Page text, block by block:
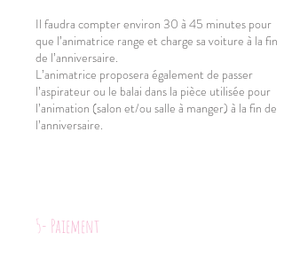
Il faudra compter environ 30 à 45 minutes pour
que l’animatrice range et charge sa voiture à la fin
de l’anniversaire.
L’animatrice proposera également de passer
l’aspirateur ou le balai dans la pièce utilisée pour
l’animation (salon et/ou salle à manger) à la fin de
l’anniversaire.
5- Paiement